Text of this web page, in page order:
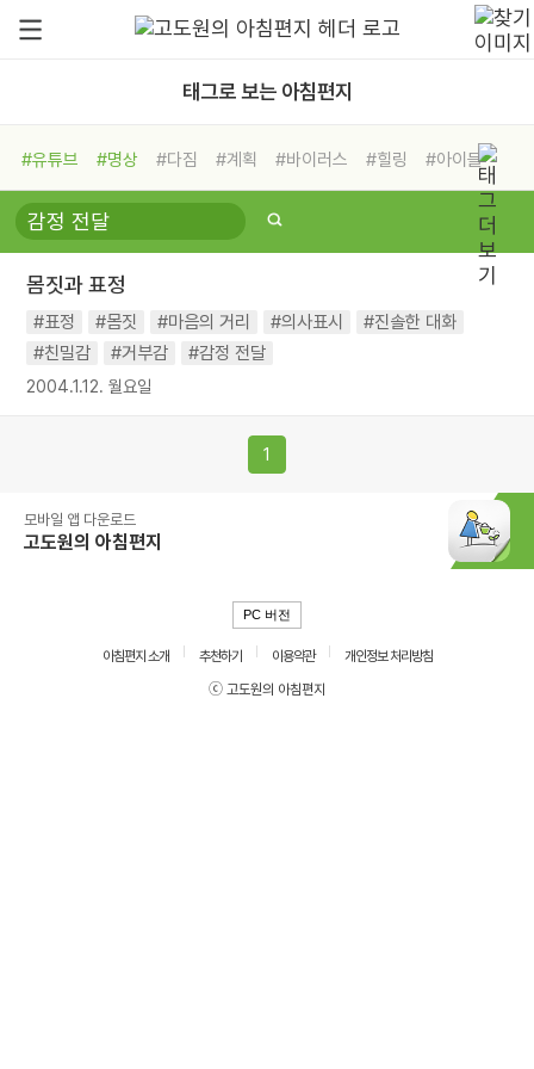
태그로 보는 아침편지
#유튜브 #명상 #다짐 #계획 #바이러스 #힐링
#아이들
#비전캠프
#독서캠프 #삶
#희망
#나눔 #친구 #링컨학교
#독서
#건강
몸짓과 표정
#표정 #몸짓 #마음의 거리 #의사표시
#진솔한 대화
#친밀감
#거부감 #감정 전달
2004.1.12. 월요일
1
모바일 앱 다운로드
고도원의 아침편지
PC 버전
아침편지 소개 추천하기 이용약관
개인정보 처리방침
ⓒ 고도원의 아침편지